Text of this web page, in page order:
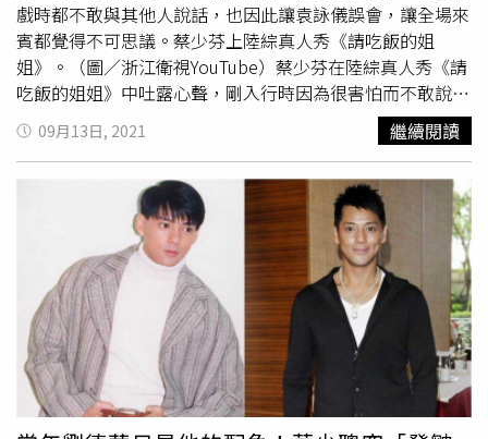
戲時都不敢與其他人說話，也因此讓袁詠儀誤會，讓全場來
賓都覺得不可思議。蔡少芬上陸綜真人秀《請吃飯的姐
姐》。（圖／浙江衛視YouTube）蔡少芬在陸綜真人秀《請
吃飯的姐姐》中吐露心聲，剛入行時因為很害怕而不敢說
話，「我告訴別人我的事情，明天報紙就會登了。」她表示
自己17歲選香港小姐，張時覺得要讓大家以為自己已經是大
人，不能讓大家發現自己沒什麼內在。蔡少芬說怕被人知道
自己當時年紀小、沒什麼內在。（圖／浙江衛視YouTube）
當年和劉青雲、袁詠儀拍電影時，蔡少芬在片場卻始終在看
手中的書，「因為我不敢跟那些大明星聊天，我害怕。」袁
詠儀因此而以為蔡少芬喜歡看書，還特地送了許多書給她，
讓蔡少芬說，「但其實她不知道我是拿書來掩飾自己的害
羞。」蔡少芬說袁詠儀誤以為她喜歡看書，所以送了她很多
書。（圖／浙江衛視YouTube）不過，蔡少芬的個性也在入
行多年後慢慢改變，女星洪欣就說自己以前也是害羞到不敢
說話，反而是蔡少芬的個性很活潑，「一直跟我玩、一直跟
大家玩、開玩笑，後來我是受她影響，慢慢我就變得活潑了
09月13日, 2021 繼續閱讀